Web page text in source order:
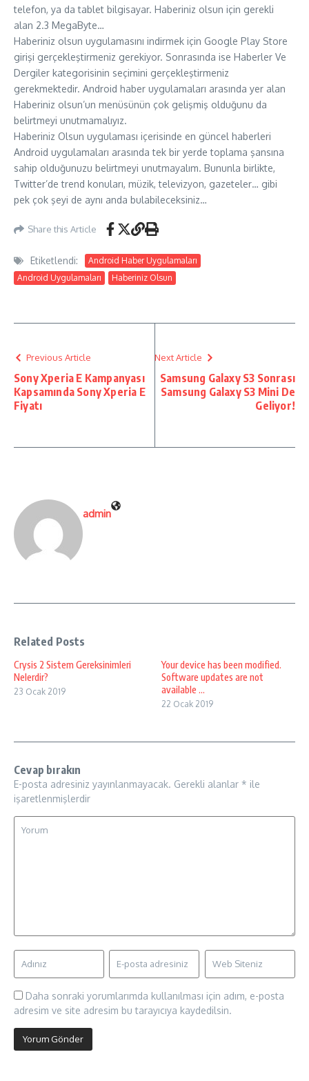
telefon, ya da tablet bilgisayar. Haberiniz olsun için gerekli
alan 2.3 MegaByte…
Haberiniz olsun uygulamasını indirmek için Google Play Store
girişi gerçekleştirmeniz gerekiyor. Sonrasında ise Haberler Ve
Dergiler kategorisinin seçimini gerçekleştirmeniz
gerekmektedir. Android haber uygulamaları arasında yer alan
Haberiniz olsun’un menüsünün çok gelişmiş olduğunu da
belirtmeyi unutmamalıyız.
Haberiniz Olsun uygulaması içerisinde en güncel haberleri
Android uygulamaları arasında tek bir yerde toplama şansına
sahip olduğunuzu belirtmeyi unutmayalım. Bununla birlikte,
Twitter’de trend konuları, müzik, televizyon, gazeteler… gibi
pek çok şeyi de aynı anda bulabileceksiniz…
Share this Article
Etiketlendi:
Android Haber Uygulamaları
Android Uygulamaları
Haberiniz Olsun
Previous Article
Sony Xperia E Kampanyası
Kapsamında Sony Xperia E
Fiyatı
Next Article
Samsung Galaxy S3 Sonrası
Samsung Galaxy S3 Mini De
Geliyor!
admin
Related Posts
Crysis 2 Sistem Gereksinimleri
Nelerdir?
23 Ocak 2019
Your device has been modified.
Software updates are not
available ...
22 Ocak 2019
Cevap bırakın
E-posta adresiniz yayınlanmayacak. Gerekli alanlar * ile
işaretlenmişlerdir
Daha sonraki yorumlarımda kullanılması için adım, e-posta
adresim ve site adresim bu tarayıcıya kaydedilsin.